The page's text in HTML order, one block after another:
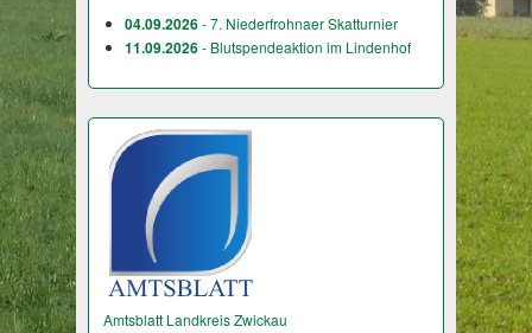
04.09.2026- 7. Niederfrohnaer Skatturnier
11.09.2026- Blutspendeaktion im Lindenhof
Amtsblatt Landkreis Zwickau